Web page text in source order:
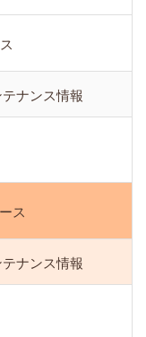
テナンス情報
ス
テナンス情報